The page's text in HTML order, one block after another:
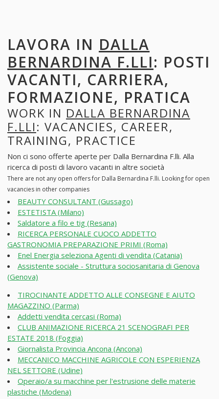
LAVORA IN DALLA
BERNARDINA F.LLI: POSTI
VACANTI, CARRIERA,
FORMAZIONE, PRATICA
WORK IN DALLA BERNARDINA
F.LLI: VACANCIES, CAREER,
TRAINING, PRACTICE
Non ci sono offerte aperte per Dalla Bernardina F.lli. Alla
ricerca di posti di lavoro vacanti in altre società
There are not any open offers for Dalla Bernardina F.lli. Looking for open
vacancies in other companies
BEAUTY CONSULTANT (Gussago)
ESTETISTA (Milano)
Saldatore a filo e tig (Resana)
RICERCA PERSONALE CUOCO ADDETTO
GASTRONOMIA PREPARAZIONE PRIMI (Roma)
Enel Energia seleziona Agenti di vendita (Catania)
Assistente sociale - Struttura sociosanitaria di Genova
(Genova)
TIROCINANTE ADDETTO ALLE CONSEGNE E AIUTO
MAGAZZINO (Parma)
Addetti vendita cercasi (Roma)
CLUB ANIMAZIONE RICERCA 21 SCENOGRAFI PER
ESTATE 2018 (Foggia)
Giornalista Provincia Ancona (Ancona)
MECCANICO MACCHINE AGRICOLE CON ESPERIENZA
NEL SETTORE (Udine)
Operaio/a su macchine per l'estrusione delle materie
plastiche (Modena)